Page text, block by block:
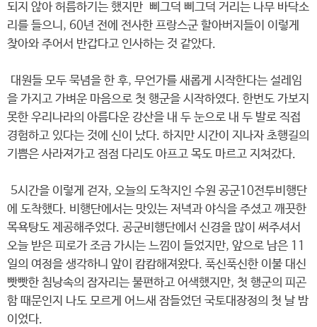
되지 않아 허름하기는 했지만 삐그덕 삐그덕 거리는 나무 바닥소
리를 들으니, 60년 전에 전사한 프랑스군 할아버지들이 이렇게
찾아와 주어서 반갑다고 인사하는 것 같았다.
대원들 모두 묵념을 한 후, 무언가를 새롭게 시작한다는 설레임
을 가지고 가벼운 마음으로 첫 행군을 시작하였다. 한번도 가보지
못한 우리나라의 아름다운 강산을 내 두 눈으로 내 두 발로 직접
경험하고 있다는 것에 신이 났다. 하지만 시간이 지나자 초행길의
기쁨은 사라져가고 점점 다리도 아프고 목도 마르고 지쳐갔다.
5시간을 이렇게 걷자, 오늘의 도착지인 수원 공군10전투비행단
에 도착했다. 비행단에서는 맛있는 저녁과 야식을 주셨고 깨끗한
목욕탕도 제공해주었다. 공군비행단에서 신경을 많이 써주셔서
오늘 받은 피로가 조금 가시는 느낌이 들었지만, 앞으로 남은 11
일의 여정을 생각하니 앞이 캄캄해져왔다. 푹신푹신한 이불 대신
빳빳한 침낭속의 잠자리는 불편하고 어색했지만, 첫 행군의 피곤
함 때문인지 나도 모르게 어느새 잠들었던 국토대장정의 첫 날 밤
이었다.